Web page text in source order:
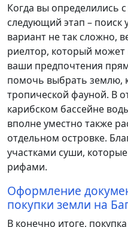
Когда вы определились
следующий этап – поиск
вариант не так сложно,
риелтор, который может
ваши предпочтения
помочь выбрать землю,
тропической фауной. В
карибском бассейне
вполне уместно также
отдельном островке.
участками суши,
рифами.
Оформление
покупки земли на
В конечно итоге,